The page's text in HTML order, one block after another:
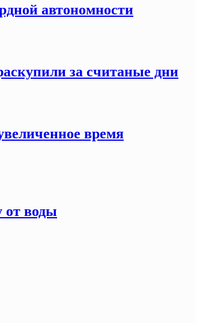
автономности
за считаные дни
время
от воды